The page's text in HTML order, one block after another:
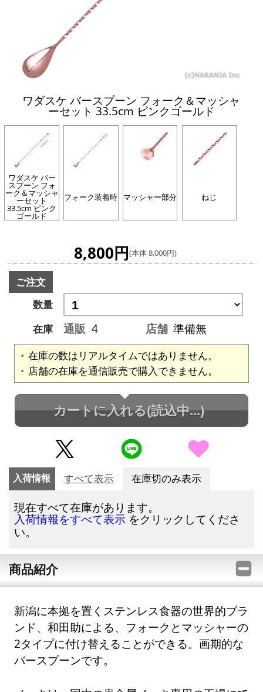
ワダスケ バースプーン フォーク＆マッシャ
ーセット 33.5cm ピンクゴールド
ワダスケ バー
スプーン フォ
ーク＆マッシャ
ーセット
33.5cm ピンク
ゴールド
フォーク装着時 マッシャー部分 ねじ
8,800円(本体 8,000円)
ご注文
数量
在庫
通販 4 店舗 準備無
在庫の数はリアルタイムではありません。
店舗の在庫を通信販売で購入できません。
カートに入れる(読込中...)
入荷情報 すべて表示 在庫切のみ表示
現在すべて在庫があります。
入荷情報をすべて表示 をクリックしてくださ
い。
商品紹介
新潟に本拠を置くステンレス食器の世界的ブラ
ンド、和田助による、フォークとマッシャーの
2タイプに付け替えることができる。画期的な
バースプーンです。